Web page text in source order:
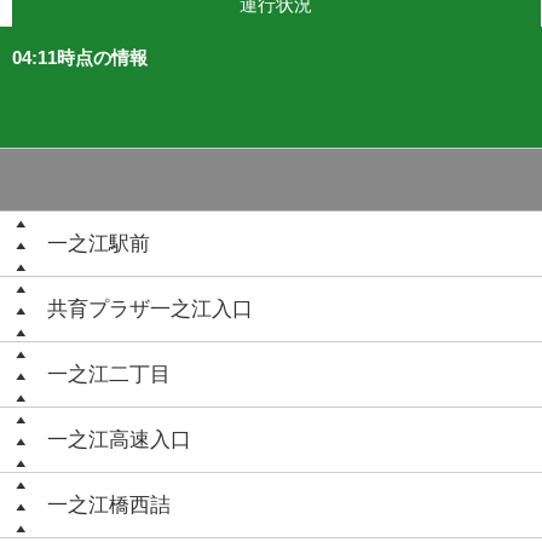
運行状況
04:11時点の情報
一之江駅前
共育プラザ一之江入口
一之江二丁目
一之江高速入口
一之江橋西詰